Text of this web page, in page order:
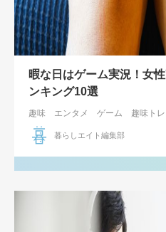
暇な日はゲーム実況！女
ンキング10選
趣味 エンタメ ゲーム 趣味ト
暮らしエイト編集部